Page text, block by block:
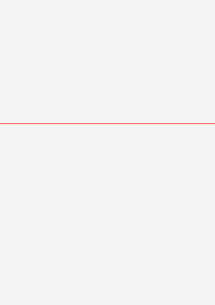
modalità di acquisto